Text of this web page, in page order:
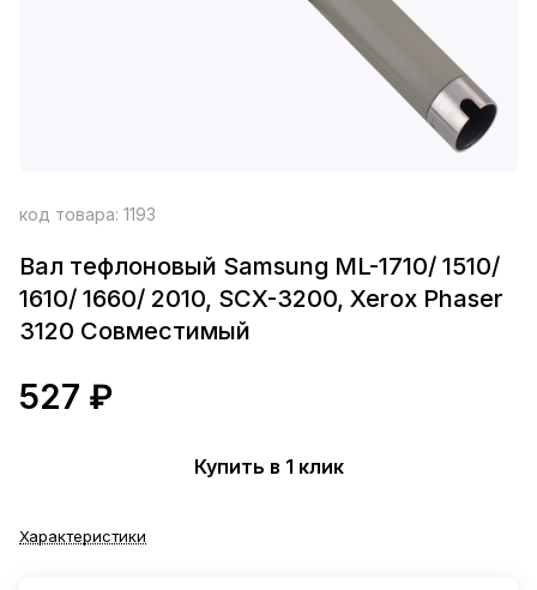
код товара: 1193
Вал тефлоновый Samsung ML-1710/ 1510/
1610/ 1660/ 2010, SCX-3200, Xerox Phaser
3120 Совместимый
527 ₽
Купить в 1 клик
Характеристики